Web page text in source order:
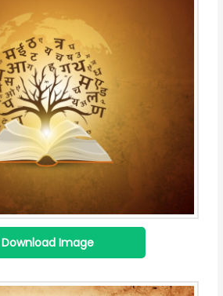
Download Image